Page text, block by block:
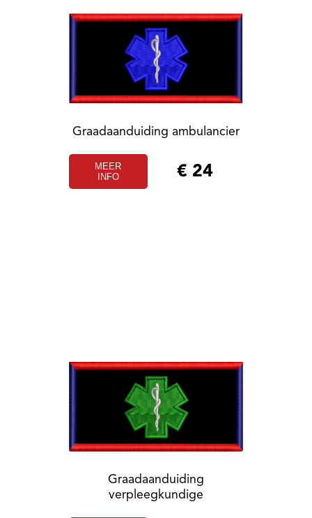
Graadaanduiding ambulancier
MEER
INFO
€ 24
Graadaanduiding
verpleegkundige